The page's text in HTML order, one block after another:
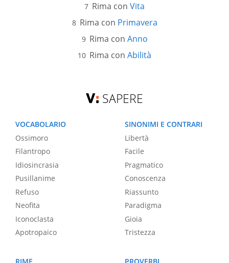
Rima con Vita
Rima con Primavera
Rima con Anno
Rima con Abilità
SAPERE
VOCABOLARIO
Ossimoro
Filantropo
Idiosincrasia
Pusillanime
Refuso
Neofita
Iconoclasta
Apotropaico
SINONIMI E CONTRARI
Libertà
Facile
Pragmatico
Conoscenza
Riassunto
Paradigma
Gioia
Tristezza